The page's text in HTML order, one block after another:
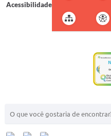
Acessibilidade